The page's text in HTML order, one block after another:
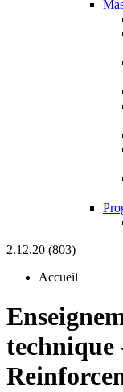
2.12.20 (803)
Accueil
technique